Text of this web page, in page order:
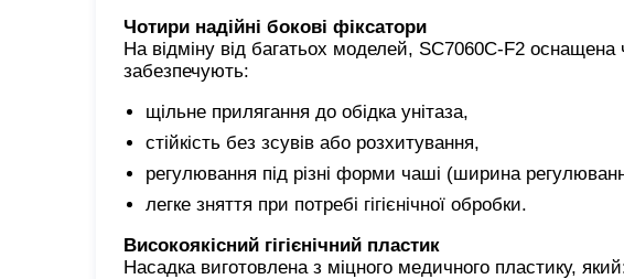
Чотири надійні бокові фіксатори
На відміну від багатьох моделей, SC7060C-F2
забезпечують:
щільне прилягання до обідка унітаза,
стійкість без зсувів або розхитування,
регулювання під різні форми чаші (ширина
легке зняття при потребі гігієнічної обробки.
Високоякісний гігієнічний пластик
Насадка виготовлена з міцного медичного пластику,